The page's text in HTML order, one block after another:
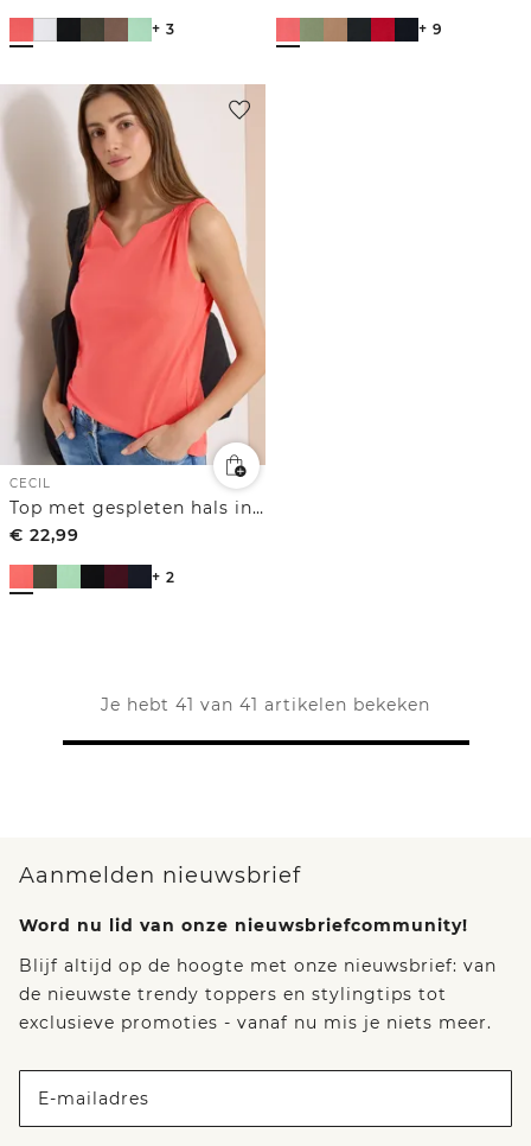
+ 3 + 9
CECIL
Top met gespleten hals in effen kleur
€ 22,99
+ 2
Je hebt 41 van 41 artikelen bekeken
Aanmelden nieuwsbrief
Word nu lid van onze nieuwsbriefcommunity!
Blijf altijd op de hoogte met onze nieuwsbrief: van
de nieuwste trendy toppers en stylingtips tot
exclusieve promoties - vanaf nu mis je niets meer.
E-mailadres